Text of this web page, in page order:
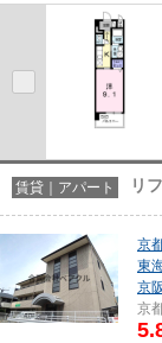
ただいている、清潔感の
賃貸｜アパート リ
京
東
京
京